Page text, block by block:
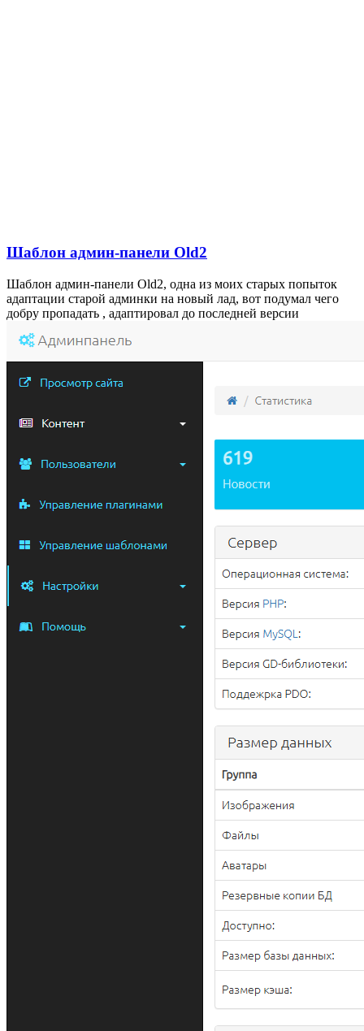
Шаблон админ-панели Old2
Шаблон админ-панели Old2, одна из моих старых попыток
адаптации старой админки на новый лад, вот подумал чего
добру пропадать , адаптировал до последней версии